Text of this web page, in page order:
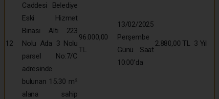
12
Caddesi Belediye
Eski Hizmet
Binası Altı 223
Nolu Ada 3 Nolu
parsel No:7/C
adresinde
bulunan 15.30 m²
alana sahip
96.000,00
TL
13/02/2025
Perşembe
Günü Saat
10:00’da
2.880,00 TL 3 Yıl